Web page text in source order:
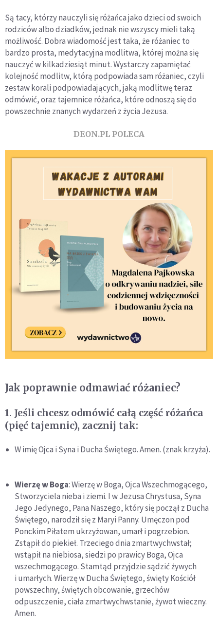
Są tacy, którzy nauczyli się różańca jako dzieci od swoich
rodziców albo dziadków, jednak nie wszyscy mieli taką
możliwość. Dobra wiadomość jest taka, że różaniec to
bardzo prosta, medytacyjna modlitwa, której można się
nauczyć w kilkadziesiąt minut. Wystarczy zapamiętać
kolejność modlitw, którą podpowiada sam różaniec, czyli
zestaw korali podpowiadających, jaką modlitwę teraz
odmówić, oraz tajemnice różańca, które odnoszą się do
powszechnie znanych wydarzeń z życia Jezusa.
DEON.PL POLECA
Jak poprawnie odmawiać różaniec?
1. Jeśli chcesz odmówić całą część różańca
(pięć tajemnic), zacznij tak:
W imię Ojca i Syna i Ducha Świętego. Amen. (znak krzyża).
Wierzę w Boga: Wierzę w Boga, Ojca Wszechmogącego,
Stworzyciela nieba i ziemi. I w Jezusa Chrystusa, Syna
Jego Jedynego, Pana Naszego, który się począł z Ducha
Świętego, narodził się z Maryi Panny. Umęczon pod
Ponckim Piłatem ukrzyżowan, umarł i pogrzebion.
Zstąpił do piekieł. Trzeciego dnia zmartwychwstał;
wstąpił na niebiosa, siedzi po prawicy Boga, Ojca
wszechmogącego. Stamtąd przyjdzie sądzić żywych
i umarłych. Wierzę w Ducha Świętego, święty Kościół
powszechny, świętych obcowanie, grzechów
odpuszczenie, ciała zmartwychwstanie, żywot wieczny.
Amen.